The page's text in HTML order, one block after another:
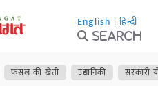
English | हिन्दी
Search
फसल की खेती उद्यानिकी सरकारी